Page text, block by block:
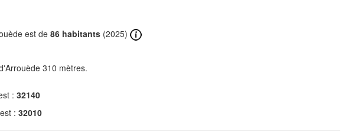
est de86 habitants (2025)
310 mètres.
: 32140
: 32010